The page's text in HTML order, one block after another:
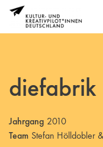
diefabrik
Jahrgang 2010
Team Stefan Hölldobler